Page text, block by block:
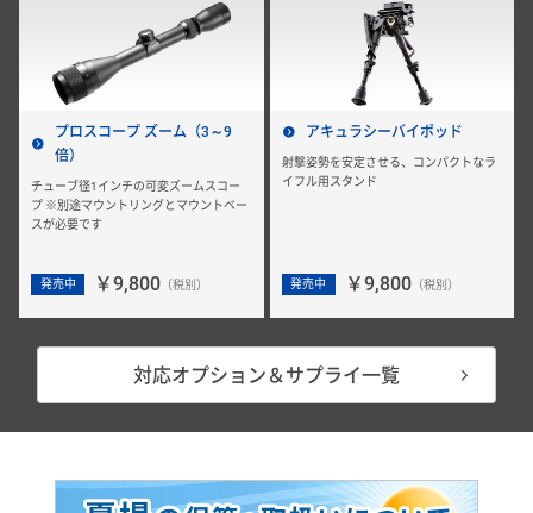
プロスコープ ズーム（3～9
倍）
チューブ径1インチの可変ズームスコー
プ ※別途マウントリングとマウントベー
スが必要です
発売中 ￥9,800 （税別）
アキュラシーバイポッド
射撃姿勢を安定させる、コンパクトなラ
イフル用スタンド
発売中 ￥9,800（税別）
対応オプション＆サプライ一覧